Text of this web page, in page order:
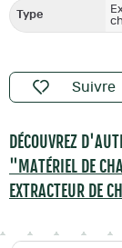
Type
Suivre
DÉCOUVREZ
"MATÉRIEL DE
EXTRACTEUR DE